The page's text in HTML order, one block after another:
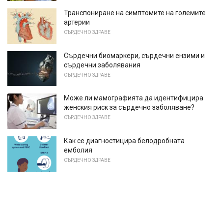
Транспониране на симптомите на големите
артерии
СЪРДЕЧНО ЗДРАВЕ
Сърдечни биомаркери, сърдечни ензими и
сърдечни заболявания
СЪРДЕЧНО ЗДРАВЕ
Може ли мамографията да идентифицира
женския риск за сърдечно заболяване?
СЪРДЕЧНО ЗДРАВЕ
Как се диагностицира белодробната
емболия
СЪРДЕЧНО ЗДРАВЕ